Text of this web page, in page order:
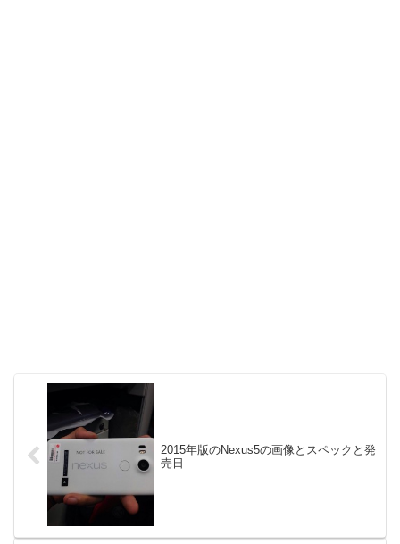
2015年版のNexus5の画像とスペックと発
売日